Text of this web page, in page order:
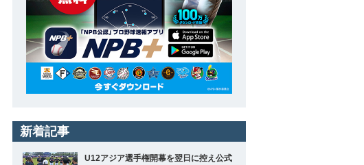
新着記事
U12アジア選手権開幕を翌日に控え公式